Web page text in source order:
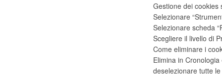
Gestione dei cookies
Selezionare
Selezionare scheda
Scegliere il livello di
Come eliminare i
Elimina in
deselezionare tutte